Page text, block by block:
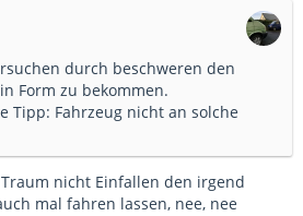
durch beschweren den
Form zu bekommen.
Tipp: Fahrzeug nicht an solche
nicht Einfallen den irgend
mal fahren lassen, nee, nee